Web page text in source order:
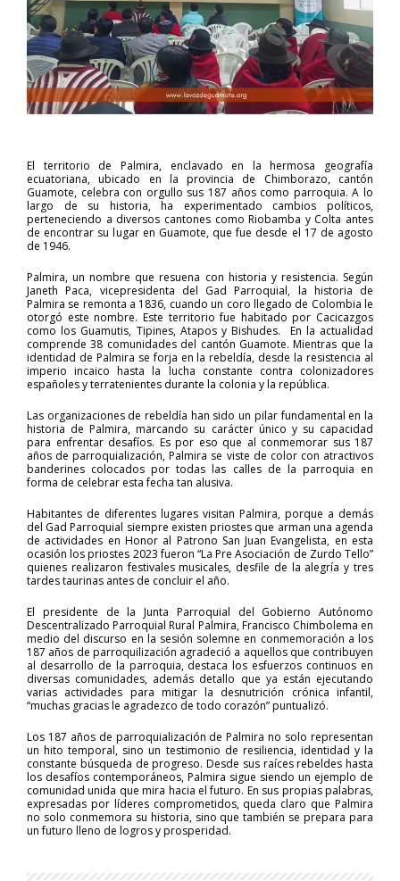
El territorio de Palmira, enclavado en la hermosa geografía
ecuatoriana, ubicado en la provincia de Chimborazo, cantón
Guamote, celebra con orgullo sus 187 años como parroquia. A lo
largo de su historia, ha experimentado cambios políticos,
perteneciendo a diversos cantones como Riobamba y Colta antes
de encontrar su lugar en Guamote, que fue desde el 17 de agosto
de 1946.
Palmira, un nombre que resuena con historia y resistencia. Según
Janeth Paca, vicepresidenta del Gad Parroquial, la historia de
Palmira se remonta a 1836, cuando un coro llegado de Colombia le
otorgó este nombre. Este territorio fue habitado por Cacicazgos
como los Guamutis, Tipines, Atapos y Bishudes. En la actualidad
comprende 38 comunidades del cantón Guamote. Mientras que la
identidad de Palmira se forja en la rebeldía, desde la resistencia al
imperio incaico hasta la lucha constante contra colonizadores
españoles y terratenientes durante la colonia y la república.
Las organizaciones de rebeldía han sido un pilar fundamental en la
historia de Palmira, marcando su carácter único y su capacidad
para enfrentar desafíos. Es por eso que al conmemorar sus 187
años de parroquialización, Palmira se viste de color con atractivos
banderines colocados por todas las calles de la parroquia en
forma de celebrar esta fecha tan alusiva.
Habitantes de diferentes lugares visitan Palmira, porque a demás
del Gad Parroquial siempre existen priostes que arman una agenda
de actividades en Honor al Patrono San Juan Evangelista, en esta
ocasión los priostes 2023 fueron “La Pre Asociación de Zurdo Tello”
quienes realizaron festivales musicales, desfile de la alegría y tres
tardes taurinas antes de concluir el año.
El presidente de la Junta Parroquial del Gobierno Autónomo
Descentralizado Parroquial Rural Palmira, Francisco Chimbolema en
medio del discurso en la sesión solemne en conmemoración a los
187 años de parroquilización agradeció a aquellos que contribuyen
al desarrollo de la parroquia, destaca los esfuerzos continuos en
diversas comunidades, además detallo que ya están ejecutando
varias actividades para mitigar la desnutrición crónica infantil,
“muchas gracias le agradezco de todo corazón” puntualizó.
Los 187 años de parroquialización de Palmira no solo representan
un hito temporal, sino un testimonio de resiliencia, identidad y la
constante búsqueda de progreso. Desde sus raíces rebeldes hasta
los desafíos contemporáneos, Palmira sigue siendo un ejemplo de
comunidad unida que mira hacia el futuro. En sus propias palabras,
expresadas por líderes comprometidos, queda claro que Palmira
no solo conmemora su historia, sino que también se prepara para
un futuro lleno de logros y prosperidad.